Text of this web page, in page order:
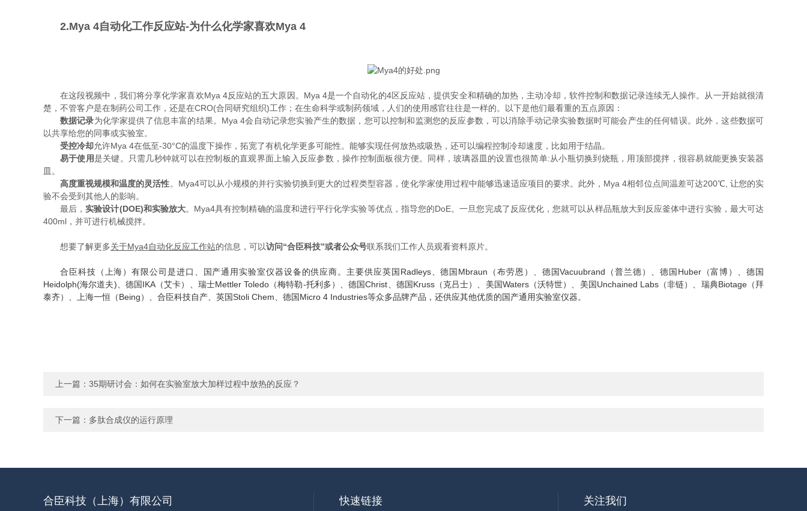
2.Mya 4自动化工作反应站-为什么化学家喜欢Mya 4
在这段视频中，我们将分享化学家喜欢Mya 4反应站的五大原因。 Mya 4是一个自动化的4区反应站，提供安全和精确的加热，主动冷却，软件控制和数据记录连续无人操作。 从一开始就很清
楚，不管客户是在制药公司工作，还是在CRO(合同研究组织)工作；在生命科学或制药领域，人们的使用感官往往是一样的。以下是他们最看重的五点原因：
数据记录为化学家提供了信息丰富的结果。Mya 4会自动记录您实验产生的数据，您可以控制和监测您的反应参数，可以消除手动记录实验数据时可能会产生的任何错误。此外，这些数据可
以共享给您的同事或实验室。
受控冷却允许Mya 4在低至-30°C的温度下操作，拓宽了有机化学更多可能性。能够实现任何放热或吸热，还可以编程控制冷却速度，比如用于结晶。
易于使用是关键。只需几秒钟就可以在控制板的直观界面上输入反应参数，操作控制面板很方便。同样，玻璃器皿的设置也很简单:从小瓶切换到烧瓶，用顶部搅拌，很容易就能更换安装器
皿。
高度重视规模和温度的灵活性。Mya4可以从小规模的并行实验切换到更大的过程类型容器，使化学家使用过程中能够迅速适应项目的要求。此外，Mya 4相邻位点间温差可达200℃, 让您的实
验不会受到其他人的影响。
最后，实验设计(DOE)和实验放大。Mya4具有控制精确的温度和进行平行化学实验等优点，指导您的DoE。一旦您完成了反应优化，您就可以从样品瓶放大到反应釜体中进行实验，最大可达
400ml，并可进行机械搅拌。
想要了解更多关于Mya4自动化反应工作站的信息，可以访问“合臣科技”或者公众号联系我们工作人员观看资料原片。
合臣科技（上海）有限公司是进口、国产通用实验室仪器设备的供应商。主要供应英国Radleys、德国Mbraun（布劳恩）、德国Vacuubrand（普兰德）、德国Huber（富博）、德国
Heidolph(海尔道夫)、德国IKA（艾卡）、瑞士Mettler Toledo（梅特勒-托利多）、德国Christ、德国Kruss（克吕士）、美国Waters（沃特世）、美国Unchained Labs（非链）、瑞典Biotage（拜
泰齐）、上海一恒（Being）、合臣科技自产、英国Stoli Chem、德国Micro 4 Industries等众多品牌产品，还供应其他优质的国产通用实验室仪器。
上一篇： 35期研讨会：如何在实验室放大加样过程中放热的反应？
下一篇： 多肽合成仪的运行原理
合臣科技（上海）有限公司 快速链接 关注我们